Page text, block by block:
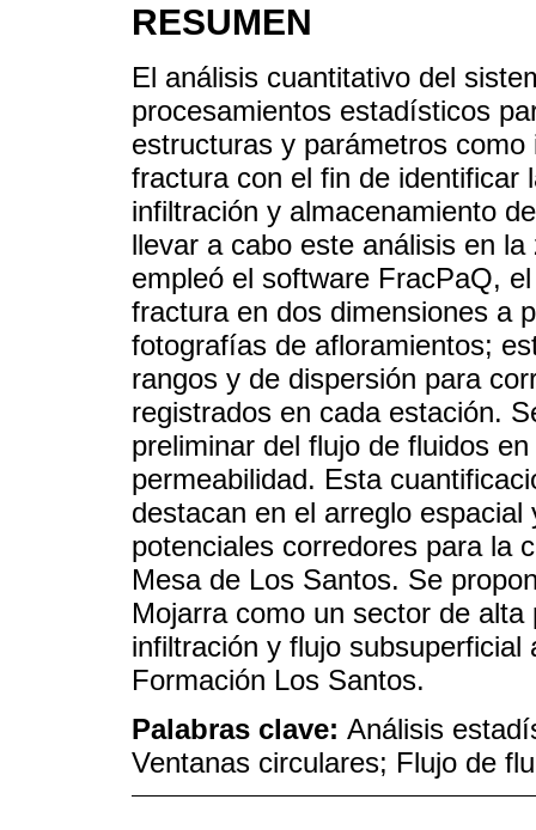
RESUMEN
El análisis cuantitativo del
procesamientos estadísticos
estructuras y parámetros
fractura con el fin de identificar
infiltración y almacenamiento
llevar a cabo este análisis en
empleó el software FracPaQ,
fractura en dos dimensiones a
fotografías de afloramientos;
rangos y de dispersión para
registrados en cada estación.
preliminar del flujo de fluidos
permeabilidad. Esta
destacan en el arreglo
potenciales corredores para la
Mesa de Los Santos. Se
Mojarra como un sector de
infiltración y flujo
Formación Los Santos.
Palabras clave: Análisis
Ventanas circulares; Flujo de